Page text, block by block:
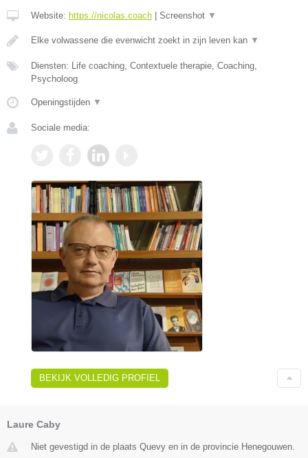
Website: https://nicolas.coach Screenshot ▼
Elke volwassene die evenwicht zoekt in zijn leven kan ▼
Diensten: Life coaching, Contextuele therapie, Coaching,
Psycholoog
Openingstijden ▼
Sociale media:
BEKIJK VOLLEDIG PROFIEL
Laure Caby
Niet gevestigd in de plaats Quevy en in de provincie Henegouwen.